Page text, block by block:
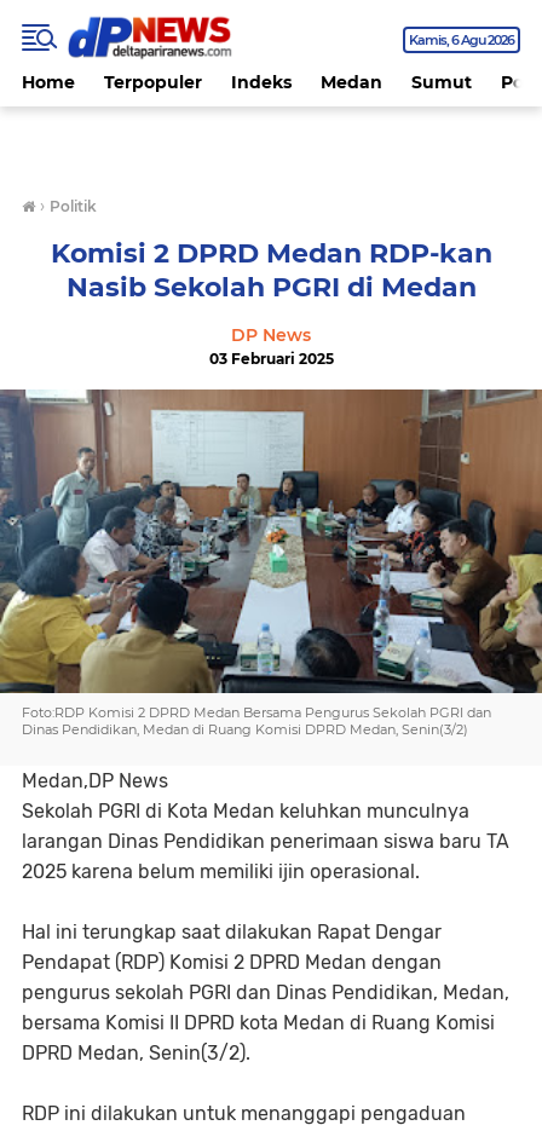
Kamis 6 Agu 2026
Home Terpopuler Indeks Medan Sumut
› Politik
Komisi 2 DPRD Medan RDP-kan
Nasib Sekolah PGRI di Medan
DP News
03 Februari 2025
Foto:RDP Komisi 2 DPRD Medan Bersama Pengurus Sekolah PGRI dan
Dinas Pendidikan, Medan di Ruang Komisi DPRD Medan, Senin(3/2)
Medan,DP News
Sekolah PGRI di Kota Medan keluhkan munculnya
larangan Dinas Pendidikan penerimaan siswa baru TA
2025 karena belum memiliki ijin operasional.
Hal ini terungkap saat dilakukan Rapat Dengar
Pendapat (RDP) Komisi 2 DPRD Medan dengan
pengurus sekolah PGRI dan Dinas Pendidikan, Medan,
bersama Komisi II DPRD kota Medan di Ruang Komisi
DPRD Medan, Senin(3/2).
RDP ini dilakukan untuk menanggapi pengaduan